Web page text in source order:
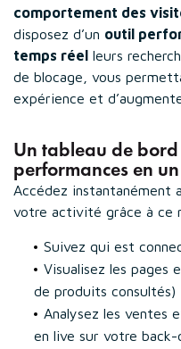
comportement des
disposez d’un outil
temps réel leurs
de blocage, vous
expérience et
Un tableau de
performances en
Accédez instantanément
votre activité grâce à ce
Suivez qui est
Visualisez les pages
de produits consultés)
Analysez les ventes
en live sur votre